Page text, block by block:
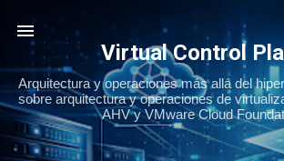
Ir al contenido principal
Virtual Control
Arquitectura y operaciones más allá del
sobre arquitectura y operaciones de
AHV y VMware Cloud